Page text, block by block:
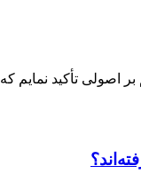
اصولی تأکید نمایم